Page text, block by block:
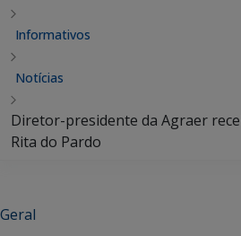
Informativos
Notícias
Diretor-presidente da Agraer
Rita do Pardo
Geral